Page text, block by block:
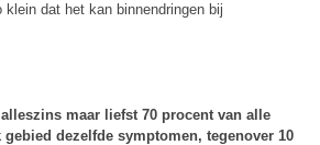
dat het kan binnendringen bij
maar liefst 70 procent van alle
dezelfde symptomen, tegenover 10